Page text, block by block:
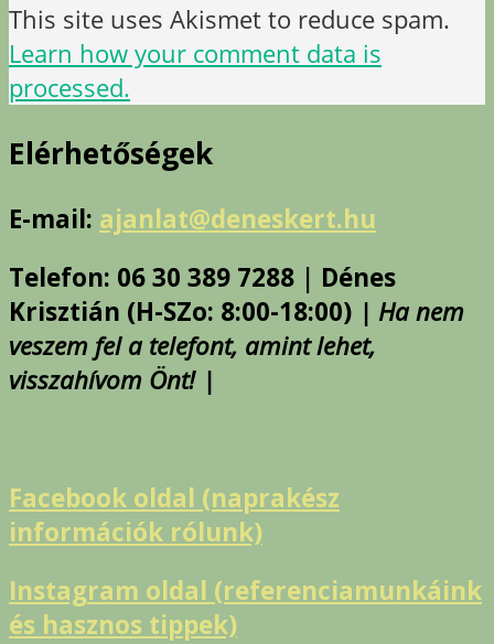
This site uses Akismet to reduce spam.
Learn how your comment data is
processed.
Elérhetőségek
E-mail: ajanlat@deneskert.hu
Telefon: 06 30 389 7288 | Dénes
Krisztián (H-SZo: 8:00-18:00) | Ha nem
veszem fel a telefont, amint lehet,
visszahívom Önt! |
Facebook oldal (naprakész
információk rólunk)
Instagram oldal (referenciamunkáink
és hasznos tippek)